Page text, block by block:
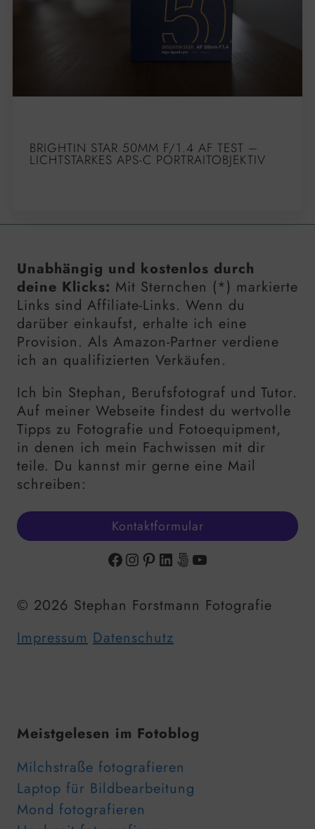
BRIGHTIN STAR 50MM F/1.4 AF TEST –
LICHTSTARKES APS-C PORTRAITOBJEKTIV
Unabhängig und kostenlos durch
deine Klicks: Mit Sternchen (*) markierte
Links sind Affiliate-Links. Wenn du
darüber einkaufst, erhalte ich eine
Provision. Als Amazon-Partner verdiene
ich an qualifizierten Verkäufen.
Ich bin Stephan, Berufsfotograf und Tutor.
Auf meiner Webseite findest du wertvolle
Tipps zu Fotografie und Fotoequipment,
in denen ich mein Fachwissen mit dir
teile. Du kannst mir gerne eine Mail
schreiben:
Kontaktformular
Facebook
Instagram
Pinterest
LinkedIn
500px
YouTube
© 2026 Stephan Forstmann Fotografie
Impressum Datenschutz
Meistgelesen im Fotoblog
Milchstraße fotografieren
Laptop für Bildbearbeitung
Mond fotografieren